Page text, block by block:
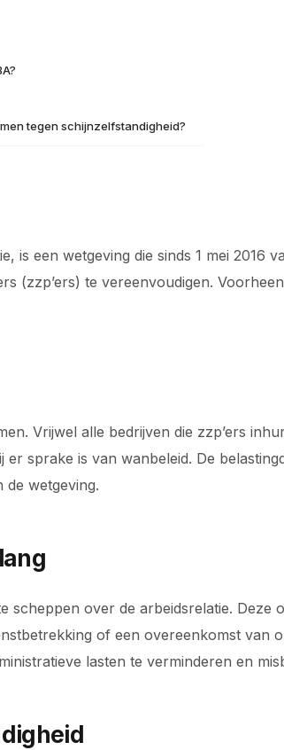
tegen schijnzelfstandigheid?
is een wetgeving die sinds 1 mei 2016
(zzp’ers) te vereenvoudigen.
Vrijwel alle bedrijven die zzp’ers
sprake is van wanbeleid. De
wetgeving.
scheppen over de arbeidsrelatie.
of een overeenkomst van
lasten te verminderen en